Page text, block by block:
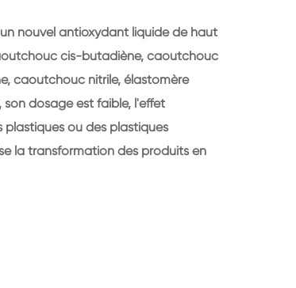
nouvel antioxydant liquide de haut
cis-butadiène, caoutchouc
caoutchouc nitrile, élastomère
dosage est faible, l'effet
ou des plastiques
la transformation des produits en